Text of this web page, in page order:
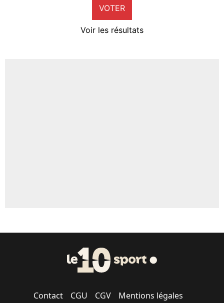
VOTER
Voir les résultats
Contact CGU CGV Mentions légales